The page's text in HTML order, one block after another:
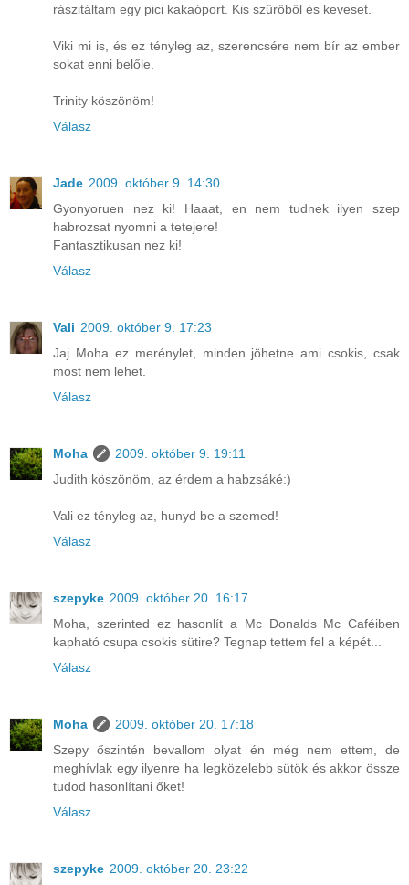
rászitáltam egy pici kakaóport. Kis szűrőből és keveset.
Viki mi is, és ez tényleg az, szerencsére nem bír az ember
sokat enni belőle.
Trinity köszönöm!
Válasz
Jade 2009. október 9. 14:30
Gyonyoruen nez ki! Haaat, en nem tudnek ilyen szep
habrozsat nyomni a tetejere!
Fantasztikusan nez ki!
Válasz
Vali 2009. október 9. 17:23
Jaj Moha ez merénylet, minden jöhetne ami csokis, csak
most nem lehet.
Válasz
Moha
2009. október 9. 19:11
Judith köszönöm, az érdem a habzsáké:)
Vali ez tényleg az, hunyd be a szemed!
Válasz
szepyke 2009. október 20. 16:17
Moha, szerinted ez hasonlít a Mc Donalds Mc Caféiben
kapható csupa csokis sütire? Tegnap tettem fel a képét...
Válasz
Moha
2009. október 20. 17:18
Szepy őszintén bevallom olyat én még nem ettem, de
meghívlak egy ilyenre ha legközelebb sütök és akkor össze
tudod hasonlítani őket!
Válasz
szepyke 2009. október 20. 23:22